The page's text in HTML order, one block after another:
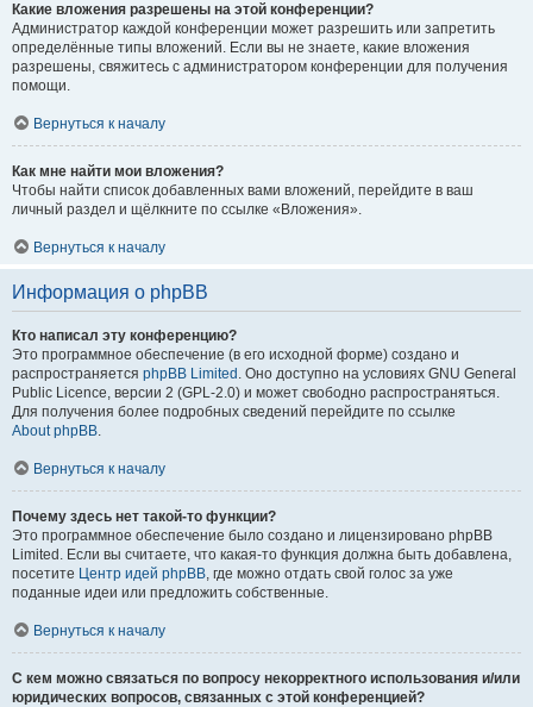
Какие вложения разрешены на этой конференции?
Администратор каждой конференции может разрешить или запретить
определённые типы вложений. Если вы не знаете, какие вложения
разрешены, свяжитесь с администратором конференции для получения
помощи.
Вернуться к началу
Как мне найти мои вложения?
Чтобы найти список добавленных вами вложений, перейдите в ваш
личный раздел и щёлкните по ссылке «Вложения».
Вернуться к началу
Информация о phpBB
Кто написал эту конференцию?
Это программное обеспечение (в его исходной форме) создано и
распространяется phpBB Limited . Оно доступно на условиях GNU General
Public Licence, версии 2 (GPL-2.0) и может свободно распространяться.
Для получения более подробных сведений перейдите по ссылке
About phpBB.
Вернуться к началу
Почему здесь нет такой-то функции?
Это программное обеспечение было создано и лицензировано phpBB
Limited. Если вы считаете, что какая-то функция должна быть добавлена,
посетите Центр идей phpBB, где можно отдать свой голос за уже
поданные идеи или предложить собственные.
Вернуться к началу
С кем можно связаться по вопросу некорректного использования и/или
юридических вопросов, связанных с этой конференцией?